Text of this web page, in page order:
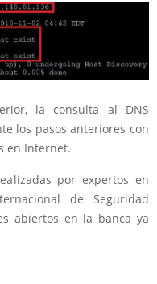
la consulta al DNS
los pasos anteriores con
en Internet.
por expertos en
de Seguridad
abiertos en la banca ya